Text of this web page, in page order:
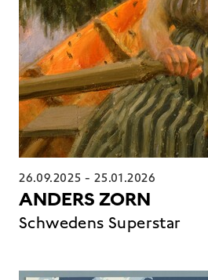
26.09.2025 -25.01.2026
ANDERS ZORN
Schwedens Superstar